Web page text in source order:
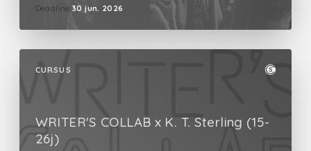
Deadline 30 jun. 2026
CURSUS
WRITER'S COLLAB x K. T. Sterling (15-
26j)